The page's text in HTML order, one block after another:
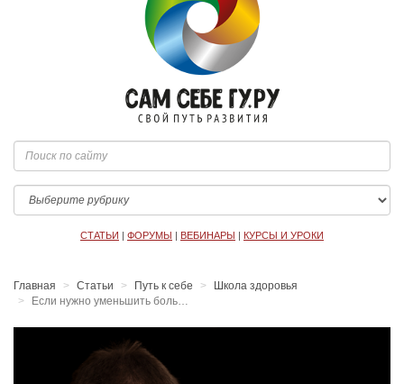
СТАТЬИ | ФОРУМЫ | ВЕБИНАРЫ | КУРСЫ И УРОКИ
Главная Статьи Путь к себе
Школа здоровья
Если нужно уменьшить боль…